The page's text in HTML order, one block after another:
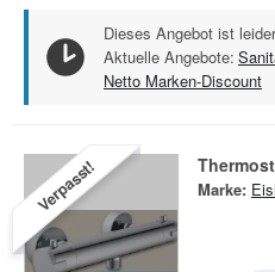
Dieses Angebot ist
Aktuelle Angebote:
Netto Marken-Discount
Verpasst! Marke: Eisl